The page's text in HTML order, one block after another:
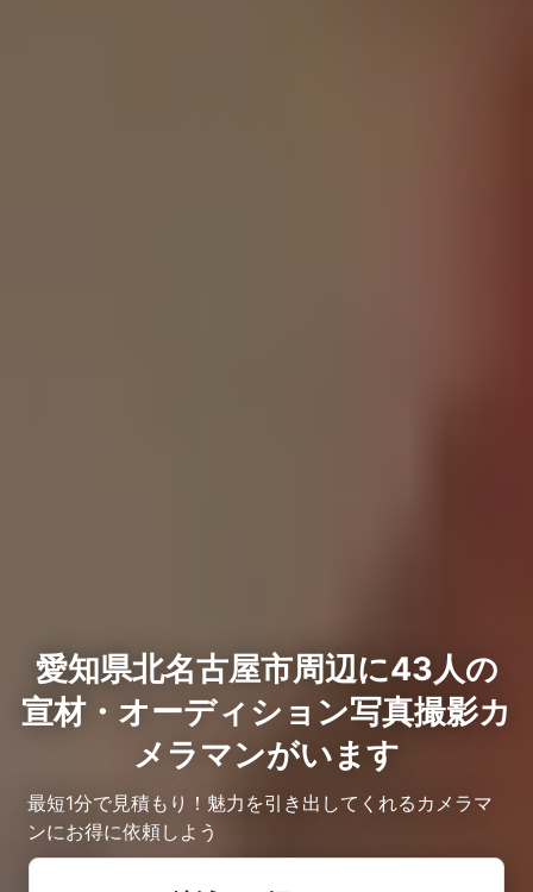
愛知県北名古屋市周辺に43人の
宣材・オーディション写真撮影カ
メラマンがいます
最短1分で見積もり！魅力を引き出してくれるカメラマ
ンにお得に依頼しよう